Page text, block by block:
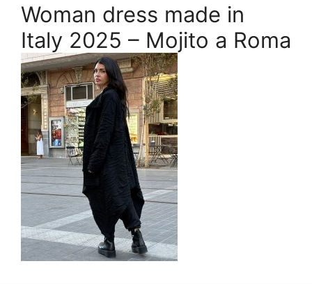
Woman dress made in
Italy 2025 – Mojito a Roma